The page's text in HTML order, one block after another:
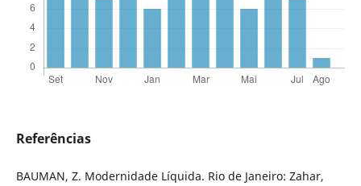
Referências
BAUMAN, Z. Modernidade Líquida. Rio de Janeiro: Zahar,